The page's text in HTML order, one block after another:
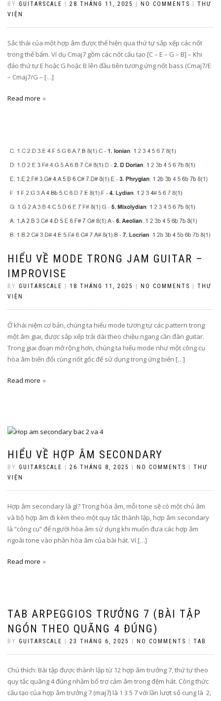
BY GUITARSCALE 28 THÁNG 11, 2025 NO COMMENTS
THƯ
VIỆN
Sắc thái của một hợp âm được thể hiện qua thứ tự sắp xếp các nốt
trong thế bấm. Ví dụ Cmaj7 gồm các nốt cấu tạo [C – E – G – B] – Khi
đảo thứ tự E hoặc G hoặc B lên đầu tiên tương ứng nốt bass (Cmaj7/E
– Cmaj7/G – […]
Read more
HIỂU VỀ MODE TRONG JAM GUITAR –
IMPROVISE
BY GUITARSCALE 18 THÁNG 11, 2025 NO COMMENTS
THƯ
VIỆN
Ở khái niệm cơ bản, chúng ta hiểu mode tương tự các pattern trong
một âm giai, được sắp xếp trải dài theo chiều ngang cần đàn guitar.
Trong giai đoạn mở rộng hơn, chúng ta hiểu mode như một công cụ
hòa âm biến đổi cùng nốt gốc để sử dụng trong ứng biến […]
Read more
HIỂU VỀ HỢP ÂM SECONDARY
BY GUITARSCALE 26 THÁNG 8, 2025 NO COMMENTS
THƯ
VIỆN
Hợp âm secondary là gì? Trong hòa âm, mỗi tone sẽ có một chủ âm
và bộ hợp âm đi kèm theo một quy tắc thành lập, hợp âm secondary
là “công cụ” để người hòa âm sử dụng khi muốn đưa các hợp âm
ngoài tone vào phần hòa âm của bài hát. Ví […]
Read more
TAB ARPEGGIOS TRƯỞNG 7 (BÀI TẬP
NGÓN THEO QUÃNG 4 ĐÚNG)
BY GUITARSCALE 23 THÁNG 6, 2025 NO COMMENTS TAB
Chú thích: Bài tập được thành lập từ 12 hợp âm trưởng 7, thứ tự theo
quy tắc quãng 4 đúng nhằm bổ trợ cảm âm trong đệm hát. Công thức
cấu tạo của hợp âm trưởng 7 (maj7) là 1 3 5 7 với lần lượt số cung là 2,